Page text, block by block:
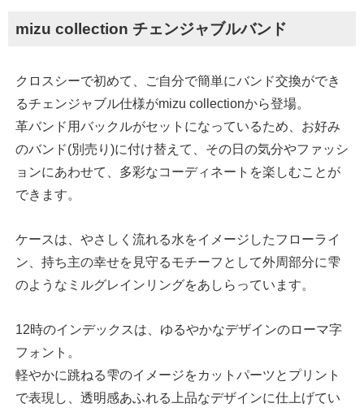
mizu collection チェンジャブルバンド
クロスシーで初めて、ご自分で簡単にバンド交換ができ
るチェンジャブル仕様がmizu collectionから登場。
革バンド用バックルがセットになっているため、お好み
のバンド(別売り)に付け替えて、その日の気分やファッシ
ョンにあわせて、多彩なコーディネートを楽しむことが
できます。
ケースは、やさしく流れる水をイメージしたフローライ
ン、持ち主の幸せを見守るモチーフとして外周部分に雫
のようなミルグレインリングをあしらっています。
12時のインデックスは、ゆるやかなデザインのローマ字
フォント。
軽やかに跳ねる雫のイメージをカットパーツとプリント
で表現し、透明感あふれる上品なデザインに仕上げてい